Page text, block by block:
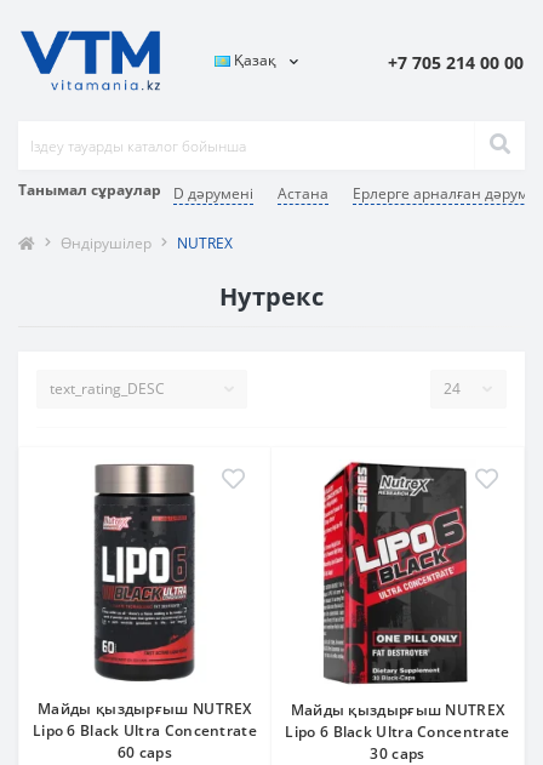
Танымал сұраулар D дәрумені Астана Ерлерге арналған
Қазақ +7 705 214 00 00
Өндірушілер NUTREX
Нутрекс
Майды қыздырғыш NUTREX
Lipo 6 Black Ultra Concentrate
60 caps
Майды қыздырғыш NUTREX
Lipo 6 Black Ultra Concentrate
30 caps